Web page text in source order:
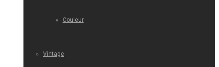
Couleur
Vintage